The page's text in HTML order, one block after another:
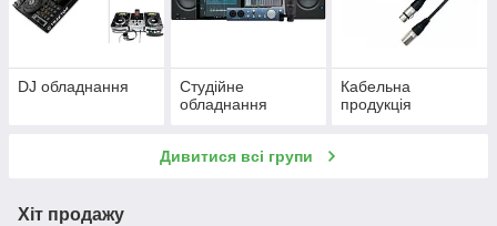
DJ обладнання
Студійне
обладнання
Кабельна
продукція
Дивитися всі групи
Хіт продажу